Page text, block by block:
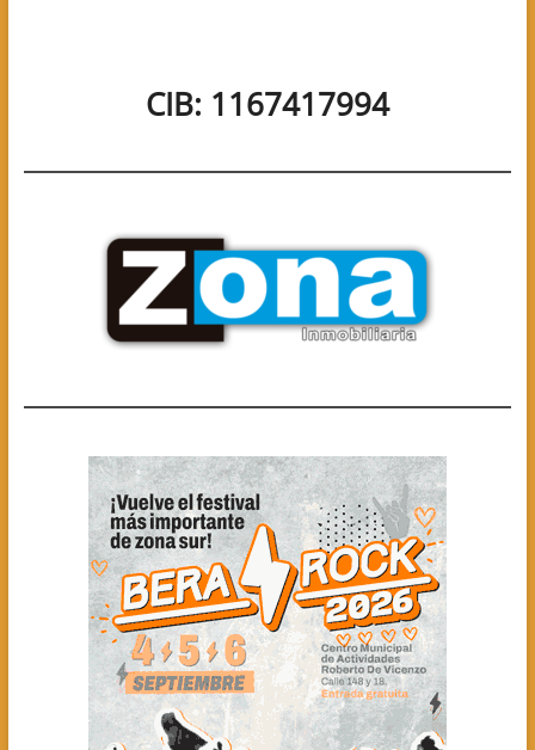
CIB: 1167417994